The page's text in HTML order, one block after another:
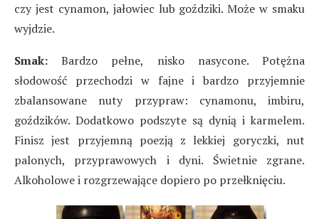
czy jest cynamon, jałowiec lub goździki. Może w smaku
wyjdzie.
Smak: Bardzo pełne, nisko nasycone. Potężna
słodowość przechodzi w fajne i bardzo przyjemnie
zbalansowane nuty przypraw: cynamonu, imbiru,
goździków. Dodatkowo podszyte są dynią i karmelem.
Finisz jest przyjemną poezją z lekkiej goryczki, nut
palonych, przyprawowych i dyni. Świetnie zgrane.
Alkoholowe i rozgrzewające dopiero po przełknięciu.